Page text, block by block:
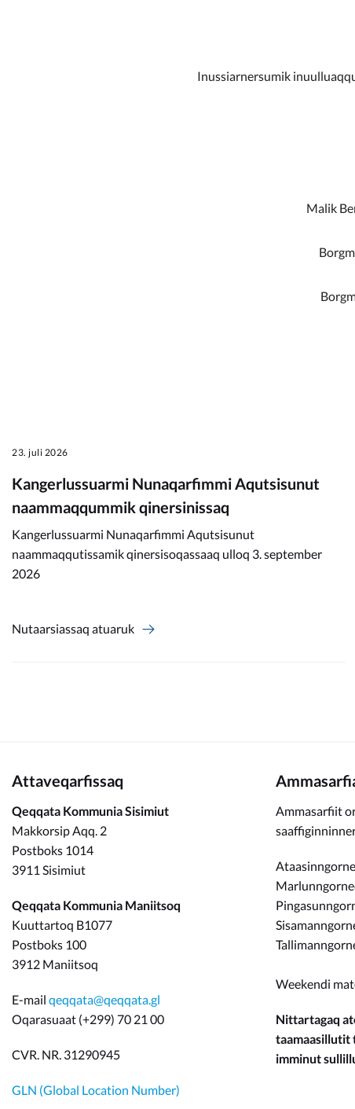
Inussiarnersumik
Malik
23. juli 2026
Kangerlussuarmi Nunaqarfimmi Aqutsisunut
naammaqqummik qinersinissaq
Kangerlussuarmi Nunaqarfimmi Aqutsisunut
naammaqqutissamik qinersisoqassaaq ulloq 3. september
2026
Nutaarsiassaq atuaruk
Attaveqarfissaq
Qeqqata Kommunia Sisimiut
Makkorsip Aqq. 2
Postboks 1014
3911 Sisimiut
Qeqqata Kommunia Maniitsoq
Kuuttartoq B1077
Postboks 100
3912 Maniitsoq
E-mail qeqqata@qeqqata.gl
Oqarasuaat (+299) 70 21 00
CVR. NR. 31290945
GLN (Global Location Number)
Ammasarfiit
Weekendi
Nittartagaq
imminut